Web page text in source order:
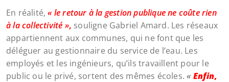
En réalité,« le retour à la gestion publique ne coûte rien
à la collectivité », souligne Gabriel Amard. Les réseaux
appartiennent aux communes, qui ne font que les
déléguer au gestionnaire du service de l’eau. Les
employés et les ingénieurs, qu’ils travaillent pour le
public ou le privé, sortent des mêmes écoles.« Enfin,